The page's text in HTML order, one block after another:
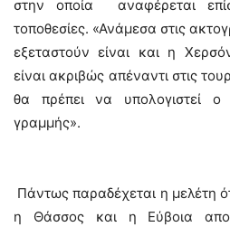
στην οποία αναφέρεται
τοποθεσίες. «Ανάμεσα στις
εξεταστούν είναι και η
είναι ακριβώς απέναντι στις
θα πρέπει να υπολογιστεί ο
γραμμής».
Πάντως παραδέχεται η μελέτη
η Θάσσος και η Εύβοια